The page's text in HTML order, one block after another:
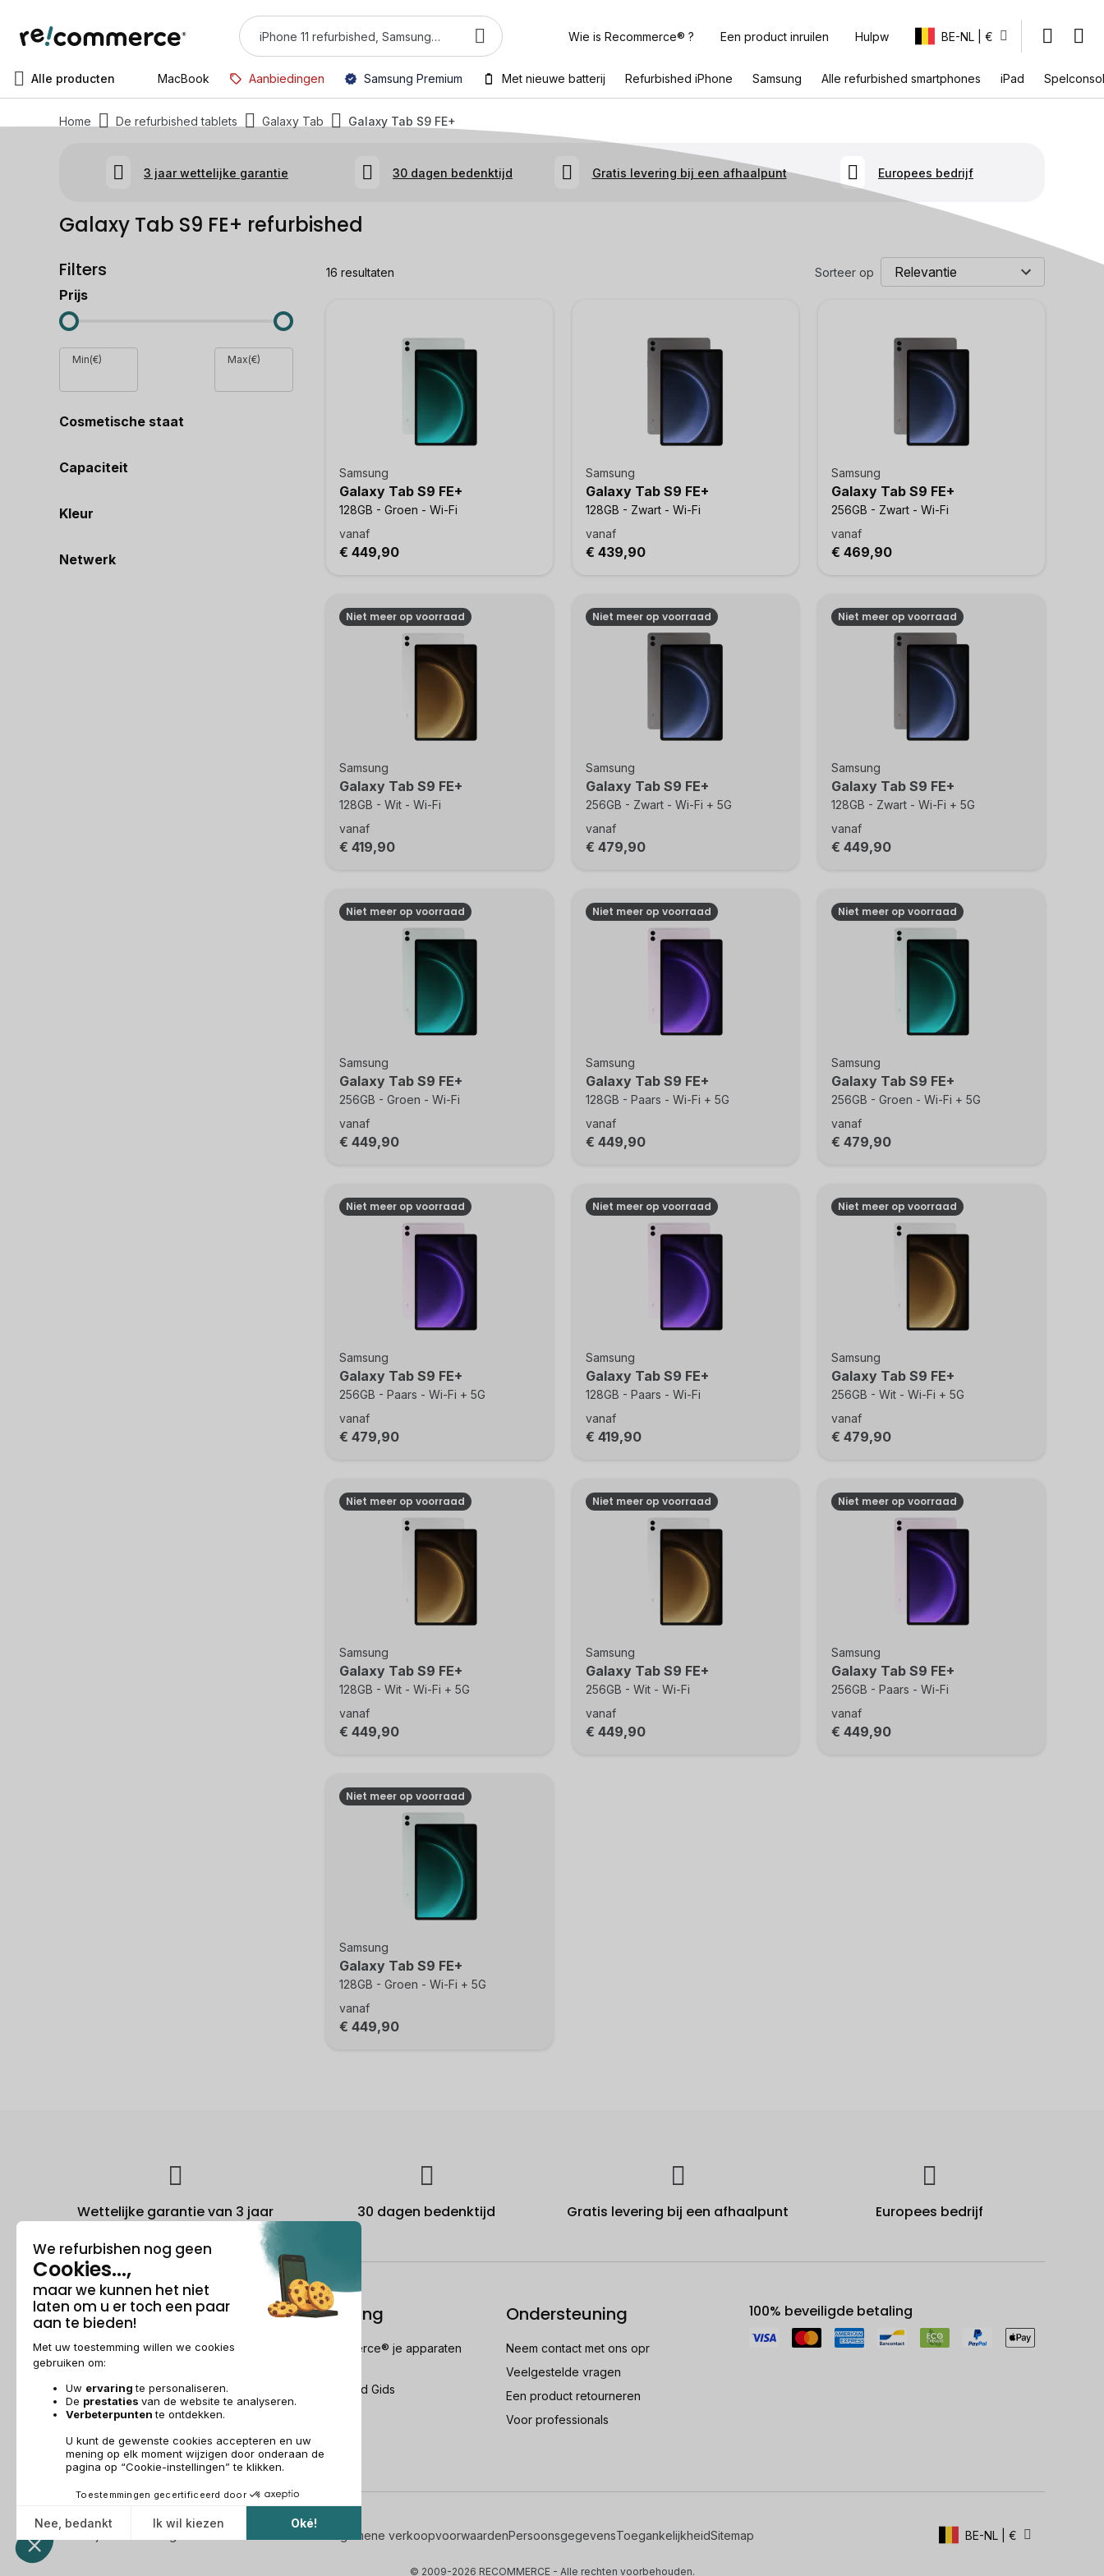
Wie is Recommerce® ? Een product inruilen Hulpw BE-NL | €
Alle producten MacBook Aanbiedingen Samsung Premium Met nieuwe batterij Refurbished iPhone Samsung Alle refurbished smartphones iPad
Home De refurbished tablets Galaxy Tab Galaxy Tab S9 FE+
3 jaar wettelijke garantie 30 dagen bedenktijd Gratis levering bij een afhaalpunt Europees bedrijf
Galaxy Tab S9 FE+ refurbished
Sorteer op
16 resultaten
Samsung
Galaxy Tab S9 FE+
128GB - Groen - Wi-Fi
vanaf
€ 449,90
Samsung
Galaxy Tab S9 FE+
128GB - Zwart - Wi-Fi
vanaf
€ 439,90
Samsung
Galaxy Tab S9 FE+
256GB - Zwart - Wi-Fi
vanaf
€ 469,90
Niet meer op voorraad
Samsung
Galaxy Tab S9 FE+
128GB - Wit - Wi-Fi
vanaf
€ 419,90
Niet meer op voorraad
Samsung
Galaxy Tab S9 FE+
256GB - Zwart - Wi-Fi + 5G
vanaf
€ 479,90
Niet meer op voorraad
Samsung
Galaxy Tab S9 FE+
128GB - Zwart - Wi-Fi + 5G
vanaf
€ 449,90
Niet meer op voorraad
Samsung
Galaxy Tab S9 FE+
256GB - Groen - Wi-Fi
vanaf
€ 449,90
Niet meer op voorraad
Samsung
Galaxy Tab S9 FE+
128GB - Paars - Wi-Fi + 5G
vanaf
€ 449,90
Niet meer op voorraad
Samsung
Galaxy Tab S9 FE+
256GB - Groen - Wi-Fi + 5G
vanaf
€ 479,90
Niet meer op voorraad
Samsung
Galaxy Tab S9 FE+
256GB - Paars - Wi-Fi + 5G
vanaf
€ 479,90
Niet meer op voorraad
Samsung
Galaxy Tab S9 FE+
128GB - Paars - Wi-Fi
vanaf
€ 419,90
Niet meer op voorraad
Samsung
Galaxy Tab S9 FE+
256GB - Wit - Wi-Fi + 5G
vanaf
€ 479,90
Niet meer op voorraad
Samsung
Galaxy Tab S9 FE+
128GB - Wit - Wi-Fi + 5G
vanaf
€ 449,90
Niet meer op voorraad
Samsung
Galaxy Tab S9 FE+
256GB - Wit - Wi-Fi
vanaf
€ 449,90
Niet meer op voorraad
Samsung
Galaxy Tab S9 FE+
256GB - Paars - Wi-Fi
vanaf
€ 449,90
Niet meer op voorraad
Samsung
Galaxy Tab S9 FE+
128GB - Groen - Wi-Fi + 5G
vanaf
€ 449,90
Filters
Prijs
Min(€) Max(€)
Cosmetische staat
Capaciteit
Kleur
Netwerk
Wettelijke garantie van 3 jaar 30 dagen bedenktijd Gratis levering bij een afhaalpunt Europees bedrijf
Over ons
Wie is Recommerce®?
Dit wordt over ons gezegd
Recommerce Group
Aanwerving
Refurbishing
Hoe Recommerce® je apparaten
De Refurbished Gids
Ondersteuning
Neem contact met ons opr
Veelgestelde vragen
Een product retourneren
Voor professionals
100% beveiligde betaling
Algemene verkoopvoorwaardenPersoonsgegevensToegankelijkheidSitemap BE-NL | €
© 2009-2026 RECOMMERCE - Alle rechten voorbehouden.